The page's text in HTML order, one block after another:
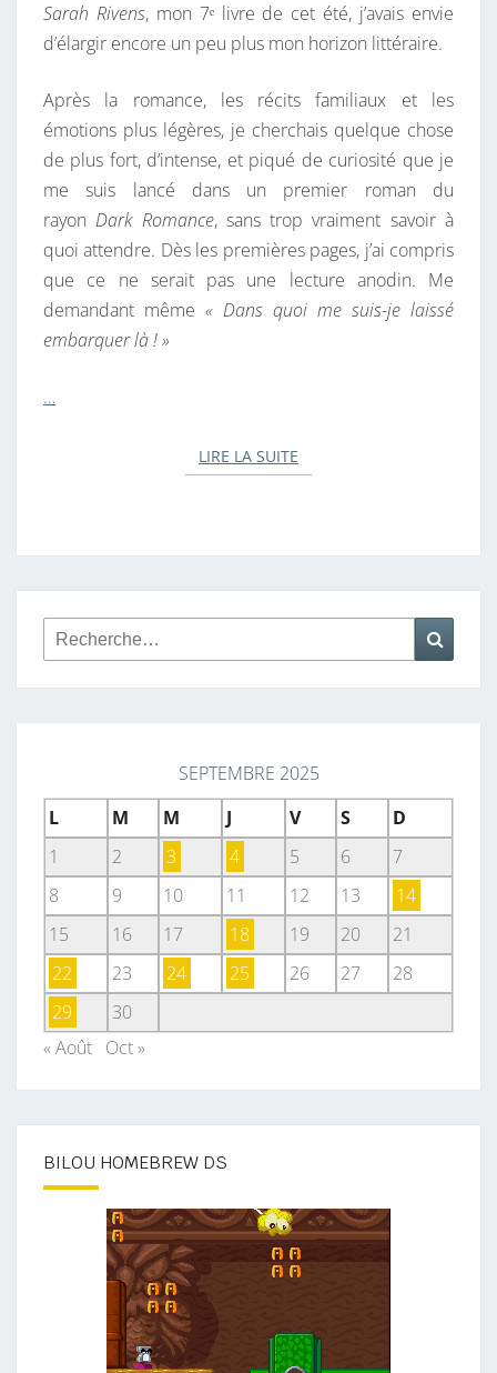
L
A
A
R
K
R
O
M
A
N
Sarah Rivens, mon 7ᵉ livre de cet été, j’avais envie
d’élargir encore un peu plus mon horizon littéraire.
Après la romance, les récits familiaux et les
émotions plus légères, je cherchais quelque chose
de plus fort, d’intense, et piqué de curiosité que je
me suis lancé dans un premier roman du
rayonDark Romance, sans trop vraiment savoir à
quoi attendre. Dès les premières pages, j’ai compris
que ce ne serait pas une lecture anodin. Me
demandant même « Dans quoi me suis-je laissé
embarquer là ! »
…
LIRE LA SUITE
Rechercher :
SEPTEMBRE 2025
L
M M J V S
D
1
2 3 4 5 6
7
8
9 10 11 12 13
14
15
16 17 18 19 20
21
22
23 24 25 26 27
28
29
30
« Août Oct »
BILOU HOMEBREW DS